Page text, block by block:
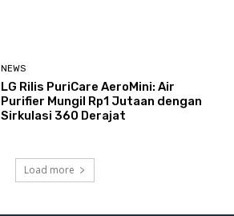
NEWS
LG Rilis PuriCare AeroMini: Air
Purifier Mungil Rp1 Jutaan dengan
Sirkulasi 360 Derajat
Load more